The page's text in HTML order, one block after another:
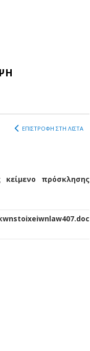
ΕΠΙΣΤΡΟΦΗ ΣΤΗ ΛΙΣΤΑ
πρόσκλησης